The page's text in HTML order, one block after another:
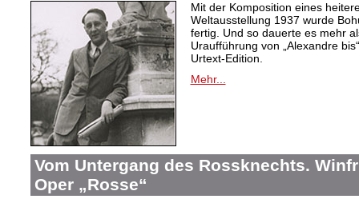
Mit der Komposition eines
Weltausstellung 1937 wurde
fertig. Und so dauerte es mehr
Uraufführung von „Alexandre
Urtext-Edition.
Mehr...
Vom Untergang des Rossknechts.
Oper „Rosse“